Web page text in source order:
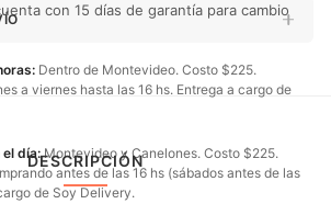
con 15 días de garantía para cambio
Dentro de Montevideo. Costo $225.
a viernes hasta las 16 hs. Entrega a cargo de
el día:Montevideo y Canelones. Costo $225.
antes de las 16 hs (sábados antes de las
de Soy Delivery.
DESCRIPCIÓN